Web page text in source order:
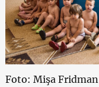
Foto: Mişa Fridman